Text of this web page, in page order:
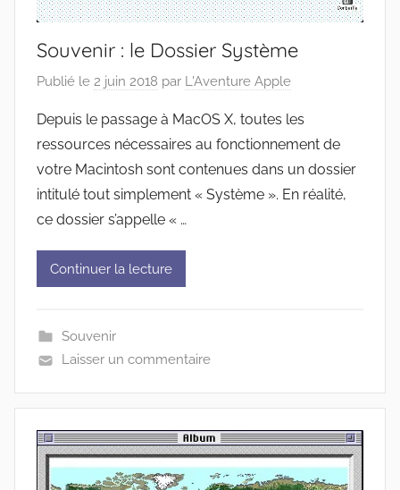
Souvenir : le Dossier Système
Publié le 2 juin 2018 par L'Aventure Apple
Depuis le passage à MacOS X, toutes les
ressources nécessaires au fonctionnement de
votre Macintosh sont contenues dans un dossier
intitulé tout simplement « Système ». En réalité,
ce dossier s’appelle « …
Continuer la lecture
Souvenir
Laisser un commentaire